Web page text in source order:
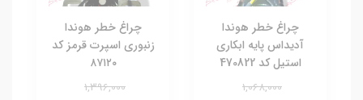
چراغ خطر هوندا
آدیداس پایه ابکاری
استیل کد 470822
1,068,000
چراغ خطر هوندا
زنبوری اسپرت قرمز کد
۸۷۱۲۰
1,396,000